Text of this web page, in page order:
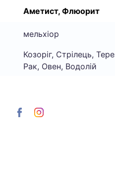
Аметист, Флюорит
мельхіор
Козоріг, Стрілець,
Рак, Овен, Водолій